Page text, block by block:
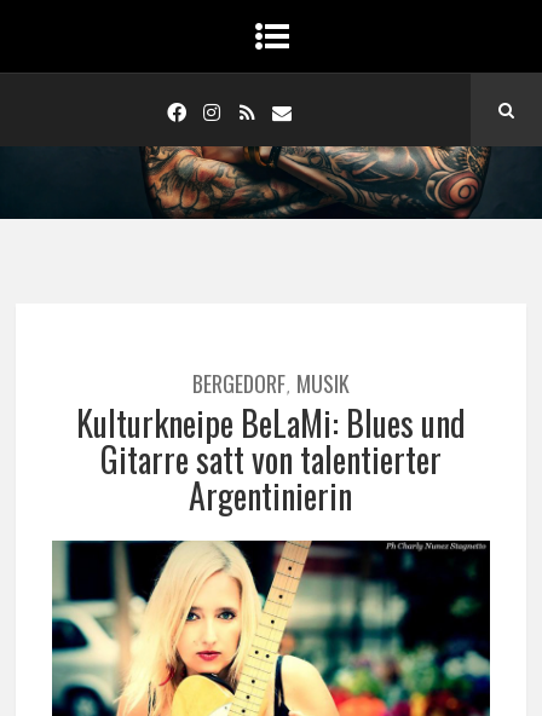
BERGEDORF, MUSIK
Kulturkneipe BeLaMi: Blues und
Gitarre satt von talentierter
Argentinierin